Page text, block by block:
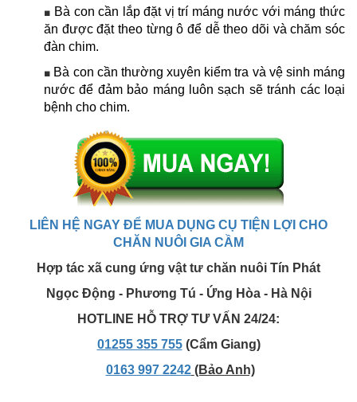
■ Bà con cần lắp đặt vị trí máng nước với máng thức
ăn được đặt theo từng ô để dễ theo dõi và chăm sóc
đàn chim.
■ Bà con cần thường xuyên kiểm tra và vệ sinh máng
nước để đảm bảo máng luôn sạch sẽ tránh các loại
bệnh cho chim.
LIÊN HỆ NGAY ĐỂ MUA DỤNG CỤ TIỆN LỢI CHO
CHĂN NUÔI GIA CẦM
Hợp tác xã cung ứng vật tư chăn nuôi Tín Phát
Ngọc Động - Phương Tú - Ứng Hòa - Hà Nội
HOTLINE HỖ TRỢ TƯ VẤN 24/24:
01255 355 755(Cẩm Giang)
0163 997 2242 (Bảo Anh)